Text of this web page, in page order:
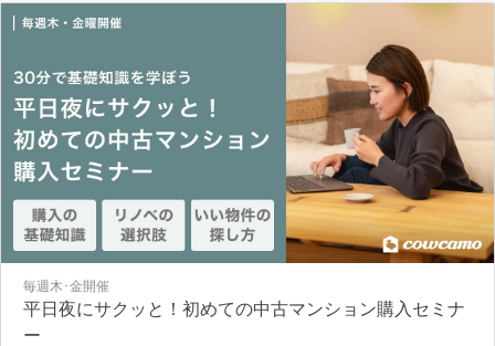
毎週木･金開催
平日夜にサクッと！初めての中古マンション購入セミナ
ー